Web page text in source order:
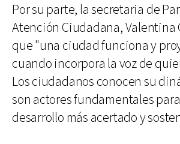
Por su parte, la secretaria de
Atención Ciudadana, Valentina
que "una ciudad funciona y
cuando incorpora la voz de
Los ciudadanos conocen su
son actores fundamentales
desarrollo más acertado y